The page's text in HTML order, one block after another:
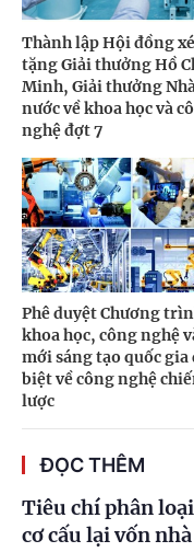
Thành lập Hội đồng
tặng Giải thưởng Hồ
Minh, Giải thưởng
nước về khoa học và
nghệ đợt 7
Phê duyệt Chương
khoa học, công nghệ
mới sáng tạo quốc gia
biệt về công nghệ
lược
ĐỌC THÊM
Tiêu chí phân
cơ cấu lại vốn